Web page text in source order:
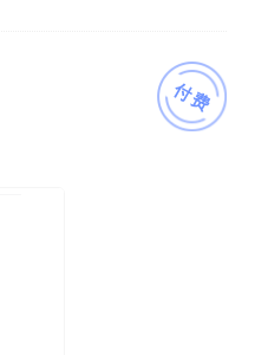
付费